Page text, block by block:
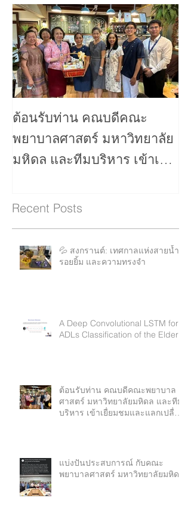
ต้อนรับท่าน คณบดีคณะ
พยาบาลศาสตร์ มหาวิทยาลัย
มหิดล และทีมบริหาร เข้าเยื่
Recent Posts
💦 สงกรานต์: เทศกาลแห่งสายน้ำ
รอยยิ้ม และความทรงจำ
A Deep Convolutional LSTM for
ADLs Classification of the Elderly
ต้อนรับท่าน คณบดีคณะพยาบาล
ศาสตร์ มหาวิทยาลัยมหิดล และทีม
บริหาร เข้าเยื่ยมชมและแลกเปลื่ยน
แบ่งปันประสบการณ์ กับคณะ
พยาบาลศาสตร์ มหาวิทยาลัยมหิดล